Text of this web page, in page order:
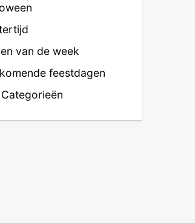
van de week
feestdagen